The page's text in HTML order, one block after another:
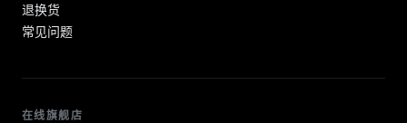
退换货
常见问题
在线旗舰店